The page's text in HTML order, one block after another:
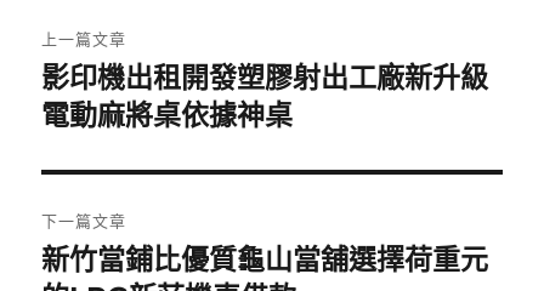
章
導
覽
上一篇文章
上
一
文
章:
影印機出租開發塑膠射出工廠新升級
電動麻將桌依據神桌
下一篇文章
下
新竹當鋪比優質龜山當舖選擇荷重元